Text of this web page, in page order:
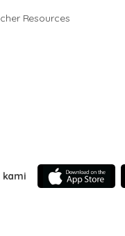
Resources
kami